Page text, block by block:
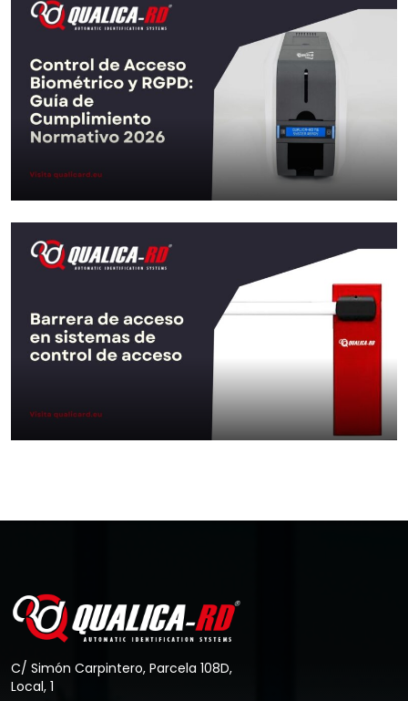
Facial vs Palma: ¿Qué…
Ir al Post
RGPD: Guía de…
Ir al Post
C/ Simón Carpintero, Parcela 108D,
Local, 1